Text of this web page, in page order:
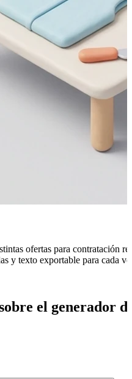
ofertas para contratación
y texto exportable para cada
el generador